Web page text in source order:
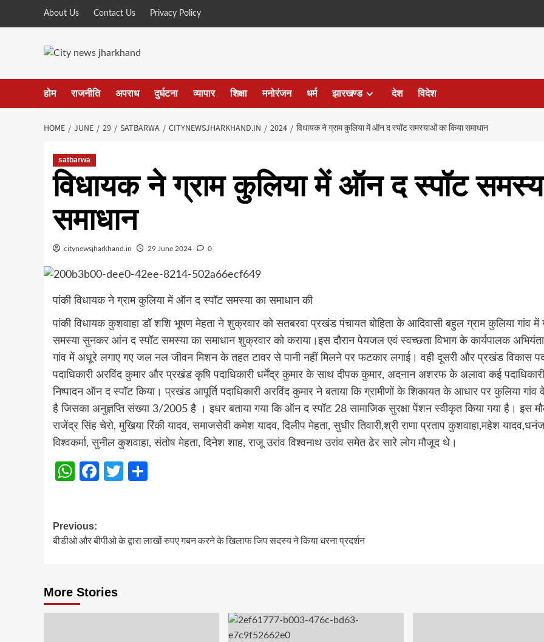
About Us Contact Us Privacy Policy
होम राजनीति अपराध दुर्घटना व्यापार शिक्षा मनोरंजन धर्म झारखण्ड देश विदेश
HOME JUNE 29 SATBARWA CITYNEWSJHARKHAND.IN 2024 विधायक ने ग्राम कुलिया में ऑन द स्पॉट समस्याओं का किया समाधान
satbarwa
विधायक ने ग्राम कुलिया में ऑन द स्पॉट
समाधान
citynewsjharkhand.in 29 June 2024 0
पांकी विधायक ने ग्राम कुलिया में ऑन द स्पॉट समस्या का समाधान की
पांकी विधायक कुशवाहा डॉ शशि भूषण मेहता ने शुक्रवार को सतबरवा प्रखंड पंचायत बोहिता के आदिवासी बहुल ग्राम कुलिया गांव में
समस्या सुनकर आंन द स्पॉट समस्या का समाधान शुक्रवार को कराया।इस दौरान पेयजल एवं स्वच्छता विभाग के कार्यपालक अभियंता
गांव में अधूरे लगाए गए जल नल जीवन मिशन के तहत टावर से पानी नहीं मिलने पर फटकार लगाई। वही दूसरी और प्रखंड विकास
पदाधिकारी अरविंद कुमार और प्रखंड कृषि पदाधिकारी धर्मेंद्र कुमार के साथ दीपक कुमार, अदनान अशरफ के अलावा कई
निष्पादन ऑन द स्पॉट किया। प्रखंड आपूर्ति पदाधिकारी अरविंद कुमार ने बताया कि ग्रामीणों के शिकायत के आधार पर कुलिया गांव
है जिसका अनुज्ञप्ति संख्या 3/2005 है । इधर बताया गया कि ऑन द स्पॉट 28 सामाजिक सुरक्षा पेंशन स्वीकृत किया गया है। इस
राजेंद्र सिंह चेरो, मुखिया रिंकी यादव, समाजसेवी कमेश यादव, दिलीप मेहता, सुधीर तिवारी,श्री राणा प्रताप कुशवाहा,महेश
विश्वकर्मा, सुनील कुशवाहा, संतोष मेहता, दिनेश शाह, राजू उरांव विश्वनाथ उरांव समेत ढेर सारे लोग मौजूद थे।
WhatsApp
Facebook
Twitter
Post
navigation
Previous:
बीडीओ और बीपीओ के द्वारा लाखों रुपए गबन करने के खिलाफ जिप सदस्य ने किया धरना प्रदर्शन
More Stories